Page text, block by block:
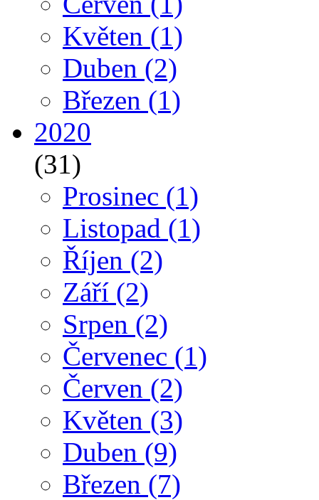
Květen (1)
Duben (2)
Březen (1)
2020
(31)
Prosinec (1)
Listopad (1)
Říjen (2)
Září (2)
Srpen (2)
Červenec (1)
Červen (2)
Květen (3)
Duben (9)
Březen (7)